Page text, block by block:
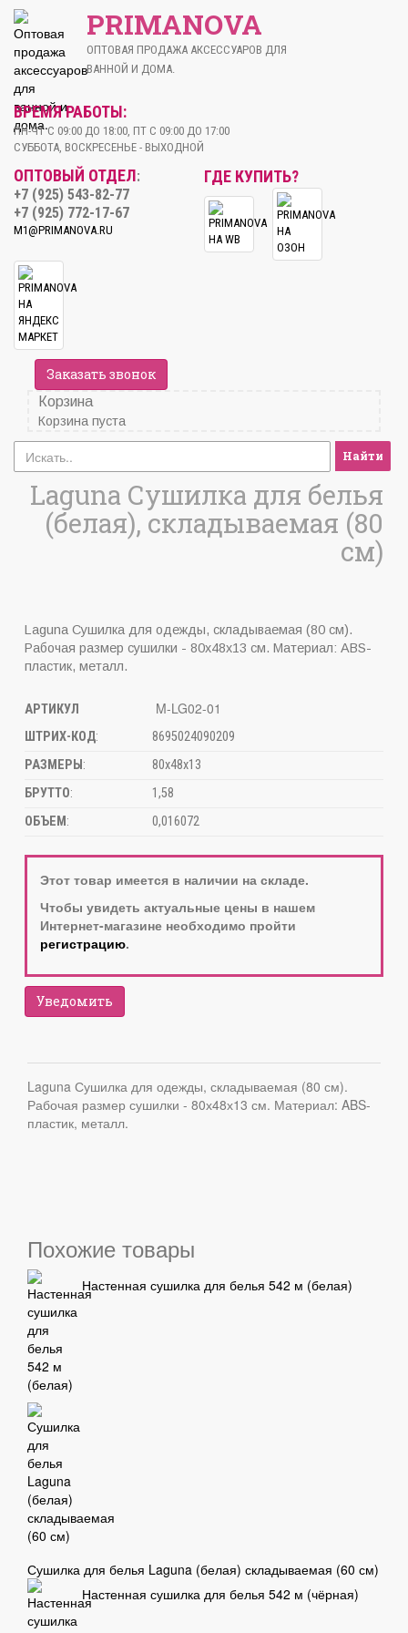
PRIMANOVA
ОПТОВАЯ ПРОДАЖА АКСЕССУАРОВ ДЛЯ
ВАННОЙ И ДОМА.
ВРЕМЯ РАБОТЫ:
ПН-ЧТ С 09:00 ДО 18:00, ПТ С 09:00 ДО 17:00
СУББОТА, ВОСКРЕСЕНЬЕ - ВЫХОДНОЙ
ОПТОВЫЙ ОТДЕЛ:
+7 (925) 543-82-77
+7 (925) 772-17-67
M1@PRIMANOVA.RU
ГДЕ КУПИТЬ?
Заказать звонок
Корзина
Корзина пуста
Найти
Laguna Сушилка для белья
(белая), складываемая (80
см)
Laguna Сушилка для одежды, складываемая (80 см).
Рабочая размер сушилки - 80х48х13 см. Материал: ABS-
пластик, металл.
АРТИКУЛ M-LG02-01
ШТРИХ-КОД:
8695024090209
РАЗМЕРЫ :
80х48х13
БРУТТО:
1,58
ОБЪЕМ : 0,016072
Этот товар имеется в наличии на складе.
Чтобы увидеть актуальные цены в нашем
Интернет-магазине необходимо пройти
регистрацию.
Уведомить
Laguna Сушилка для одежды, складываемая (80 см).
Рабочая размер сушилки - 80х48х13 см. Материал: ABS-
пластик, металл.
Похожие товары
Настенная сушилка для белья 542 м (белая)
Сушилка для белья Laguna (белая) складываемая (60 см)
Настенная сушилка для белья 542 м (чёрная)